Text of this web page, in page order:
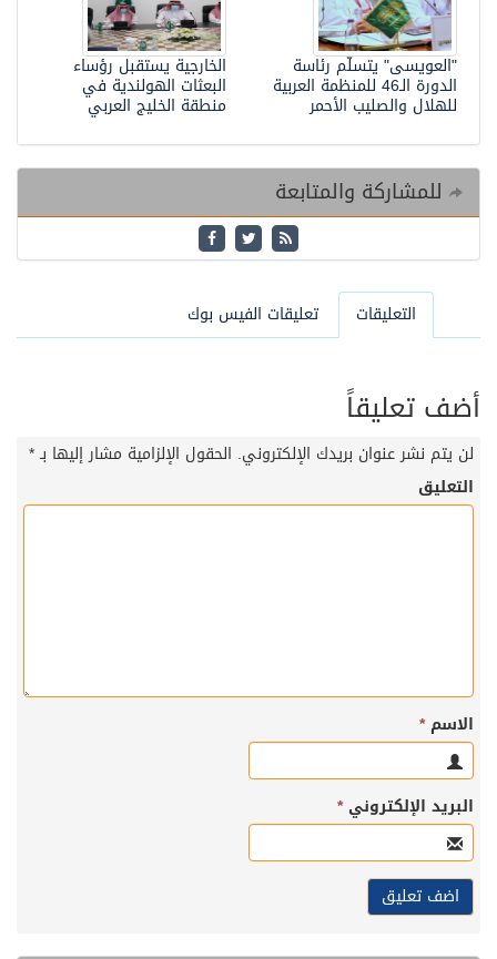
الخارجية يستقبل رؤساء
البعثات الهولندية في
منطقة الخليج العربي
"العويسى" يتسلَّم رئاسة
الدورة الـ46 للمنظمة العربية
للهلال والصليب الأحمر
للمشاركة والمتابعة
التعليقات تعليقات الفيس بوك
أضف تعليقاً
لن يتم نشر عنوان بريدك الإلكتروني. الحقول الإلزامية مشار إليها بـ*
التعليق
الاسم*
البريد الإلكتروني*